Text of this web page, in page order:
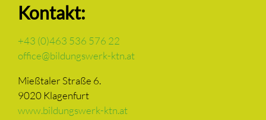
Kontakt:
+43 (0)463 536 576 22
office@bildungswerk-ktn.at
Mießtaler Straße 6.
9020 Klagenfurt
www.bildungswerk-ktn.at